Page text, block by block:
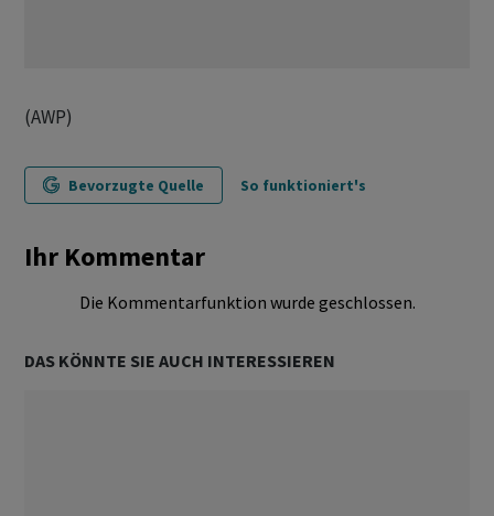
(AWP)
Bevorzugte Quelle So funktioniert's
Ihr Kommentar
Die Kommentarfunktion wurde geschlossen.
DAS KÖNNTE SIE AUCH INTERESSIEREN